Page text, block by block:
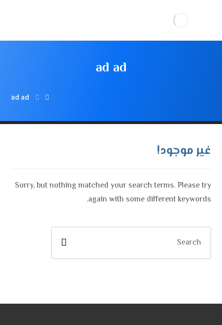
ad ad
ad ad
غير موجود!
Sorry, but nothing matched your search terms. Please try
again with some different keywords.